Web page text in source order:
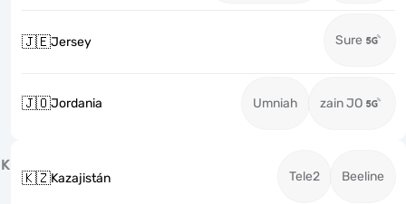
🇯🇪Jersey Sure
🇯🇴Jordania Umniah zain JO
K
🇰🇿Kazajistán Tele2 Beeline